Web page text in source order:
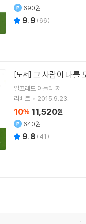
690원
9.9 (66)
[도서] 그 사람이 나를
알프레드 아들러 저
리베르
2015.9.23.
10% 11,520원
640원
9.8 (41)